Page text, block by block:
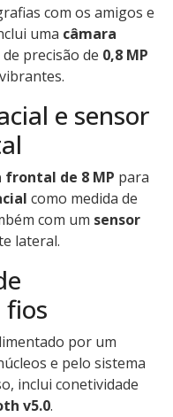
com os amigos e
uma câmara
precisão de 0,8 MP
e sensor
frontal de 8 MP para
como medida de
com um sensor
lateral.
fios
por um
e pelo sistema
inclui conetividade
v5.0.